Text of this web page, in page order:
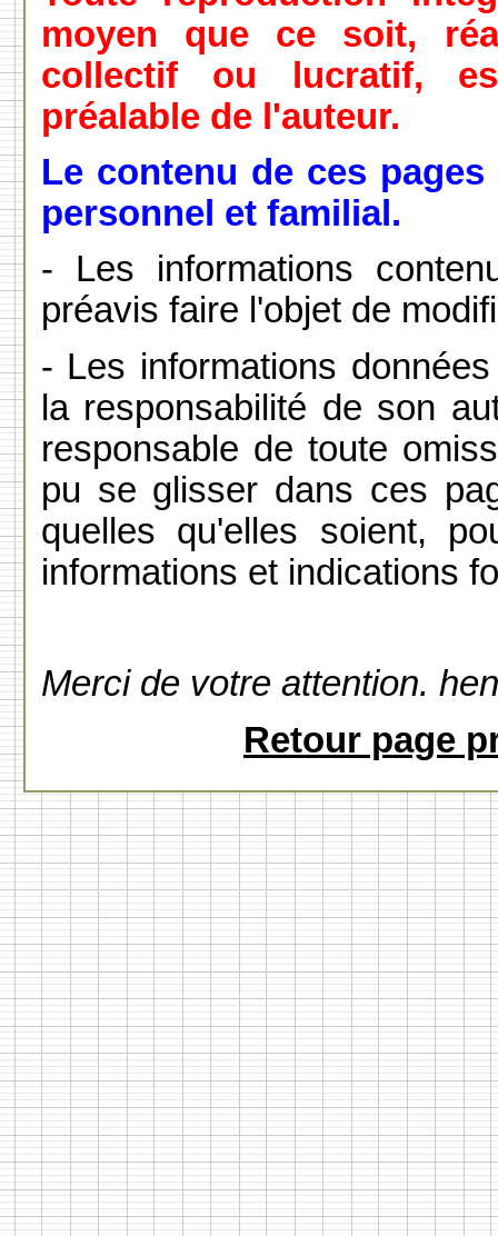
moyen que ce soit,
collectif ou lucratif,
préalable de l'auteur.
Le contenu de ces pages
personnel et familial.
- Les informations
préavis faire l'objet de
- Les informations
la responsabilité de son
responsable de toute
pu se glisser dans ces
quelles qu'elles soient,
informations et indications
Merci de votre attention.
Retour page